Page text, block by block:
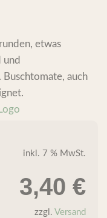
etwas
und
auch
inkl. 7 % MwSt.
3,40 €
zzgl. Versand